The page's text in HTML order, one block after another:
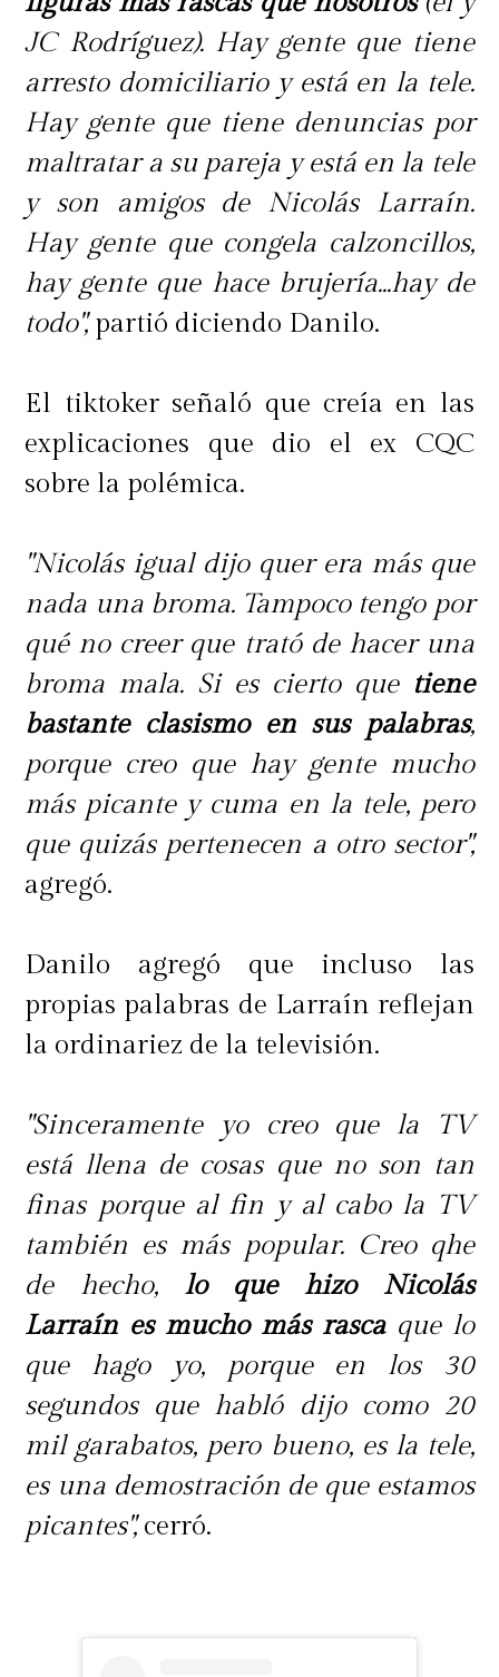
JC Rodríguez). Hay gente que tiene
arresto domiciliario y está en la tele.
Hay gente que tiene denuncias por
maltratar a su pareja y está en la tele
y son amigos de Nicolás Larraín.
Hay gente que congela calzoncillos,
hay gente que hace brujería...hay de
todo",partió diciendo Danilo.
El tiktoker señaló que creía en las
explicaciones que dio el ex CQC
sobre la polémica.
"Nicolás igual dijo quer era más que
nada una broma. Tampoco tengo por
qué no creer que trató de hacer una
broma mala. Si es cierto quetiene
bastante clasismo en sus palabras,
porque creo que hay gente mucho
más picante y cuma en la tele, pero
que quizás pertenecen a otro sector",
agregó.
Danilo agregó que incluso las
propias palabras de Larraín reflejan
la ordinariez de la televisión.
"Sinceramente yo creo que la TV
está llena de cosas que no son tan
finas porque al fin y al cabo la TV
también es más popular. Creo qhe
de hecho, lo que hizo Nicolás
Larraín es mucho más rascaque lo
que hago yo, porque en los 30
segundos que habló dijo como 20
mil garabatos, pero bueno, es la tele,
es una demostración de que estamos
picantes",cerró.